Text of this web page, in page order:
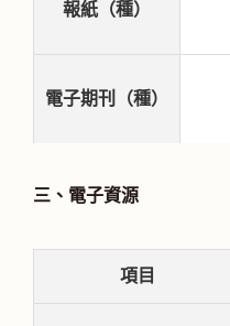
報紙（種）
電子期刊（種）
三、電子資源
項目